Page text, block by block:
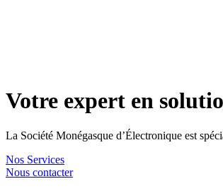
Votre expert en
La Société Monégasque d’Électronique est
Nos Services
Nous contacter